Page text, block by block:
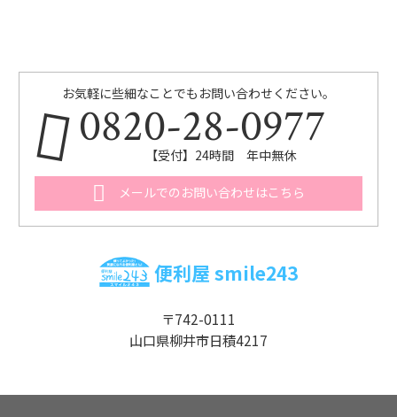
お気軽に些細なことでもお問い合わせください。
0820-28-0977
【受付】24時間 年中無休
メールでのお問い合わせはこちら
便利屋 smile243
〒742-0111
山口県柳井市日積4217